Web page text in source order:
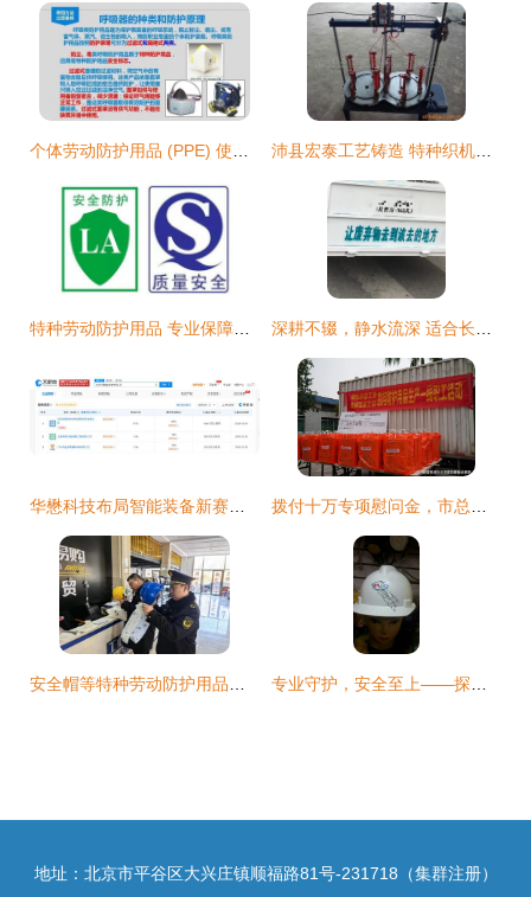
地址：北京市平谷区大兴庄镇顺福路81号-231718（集群注册）